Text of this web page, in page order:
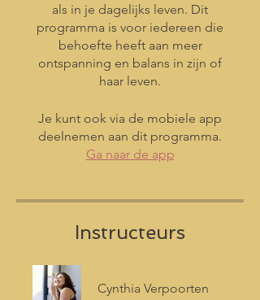
als in je dagelijks leven. Dit
programma is voor iedereen die
behoefte heeft aan meer
ontspanning en balans in zijn of
haar leven.
Je kunt ook via de mobiele app
deelnemen aan dit programma.
Ga naar de app
Instructeurs
Cynthia Verpoorten